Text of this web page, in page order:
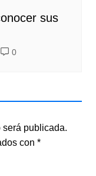
sus
0
será publicada.
con *